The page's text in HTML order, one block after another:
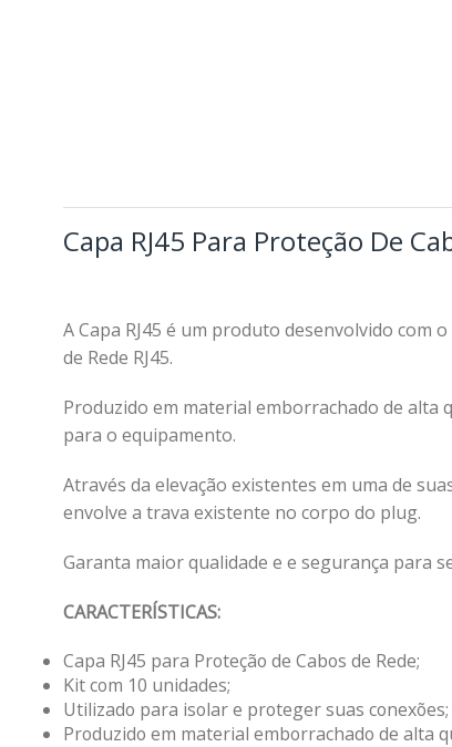
Capa RJ45 Para Proteção De
A Capa RJ45 é um produto desenvolvido
de Rede RJ45.
Produzido em material emborrachado de
para o equipamento.
Através da elevação existentes em uma de
envolve a trava existente no corpo do plug.
Garanta maior qualidade e e segurança para
CARACTERÍSTICAS:
Capa RJ45 para Proteção de Cabos de Rede;
Kit com 10 unidades;
Utilizado para isolar e proteger suas conexões;
Produzido em material emborrachado de alta